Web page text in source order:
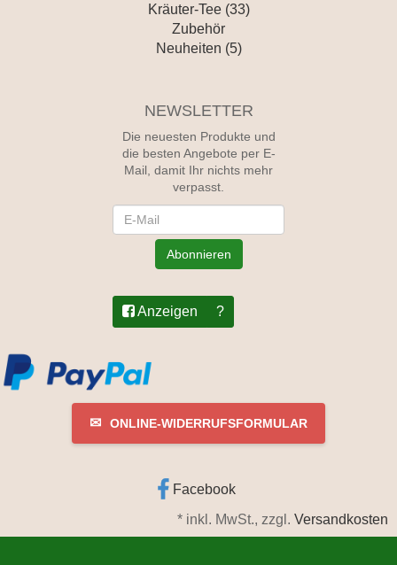
Kräuter-Tee (33)
Zubehör
Neuheiten (5)
NEWSLETTER
Die neuesten Produkte und
die besten Angebote per E-
Mail, damit Ihr nichts mehr
verpasst.
Abonnieren
Anzeigen ?
✉ ONLINE-WIDERRUFSFORMULAR
Facebook
* inkl. MwSt., zzgl. Versandkosten